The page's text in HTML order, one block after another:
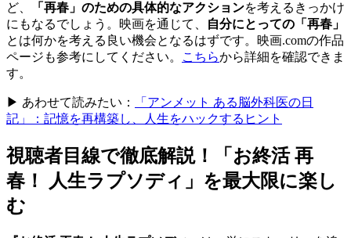
ど、
「再春」のための具体的なアクションを考えるきっかけ
にもなるでしょう。映画を通じて、
自分にとっての「再春」
とは何かを考える良い機会となるはずです。映画.comの作品
ページも参考にしてください。
こちらから詳細を確認できま
す。
▶ あわせて読みたい：
「アンメット ある脳外科医の日
記」：記憶を再構築し、人生をハックするヒント
視聴者目線で徹底解説！「お終活 再
春！ 人生ラプソディ」を最大限に楽し
む